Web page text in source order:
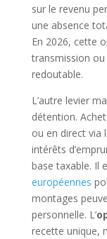
sur le revenu
une absence
En 2026, cette
transmission
redoutable.
L’autre levier
détention.
ou en direct via
intérêts
base taxable. Il
européennes
montages
personnelle. L’
recette unique,